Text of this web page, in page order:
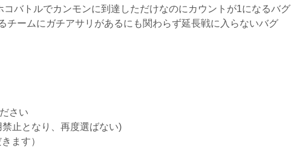
バトルでカンモンに到達しただけなのにカウントが1になるバグ
ームにガチアサリがあるにも関わらず延長戦に入らないバグ
さい
止となり、再度選ばない)
ます）